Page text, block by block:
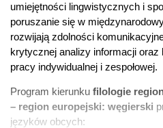
umiejętności lingwistycznych i
poruszanie się w
rozwijają zdolności
krytycznej analizy informacji oraz
pracy indywidualnej i zespołowej.
Program kierunku filologie
– region europejski: węgierski
języków obcych: